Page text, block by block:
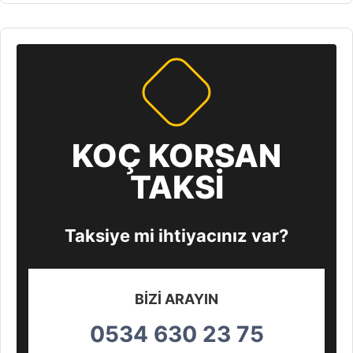
KOÇ KORSAN
TAKSİ
Taksiye mi ihtiyacınız var?
BİZİ ARAYIN
0534 630 23 75